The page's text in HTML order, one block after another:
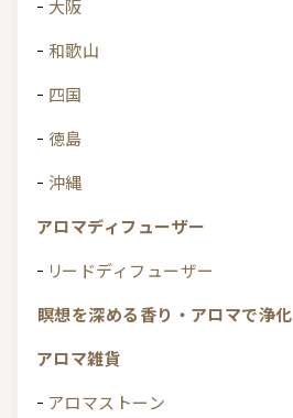
大阪
和歌山
四国
徳島
沖縄
アロマディフューザー
リードディフューザー
瞑想を深める香り・アロマで浄化
アロマ雑貨
アロマストーン